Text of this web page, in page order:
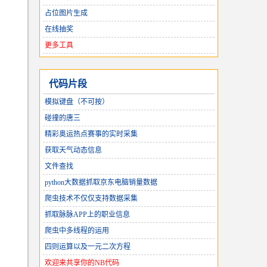
占位图片生成
在线抽奖
更多工具
代码片段
模拟键盘（不可按）
碰撞的唐三
精彩奥运热点赛事的实时采集
获取天气动态信息
文件查找
python大数据抓取京东电脑销量数据
爬虫技术不仅仅支持数据采集
抓取脉脉APP上的职业信息
爬虫中多线程的运用
四则运算以及一元二次方程
欢迎来共享你的NB代码